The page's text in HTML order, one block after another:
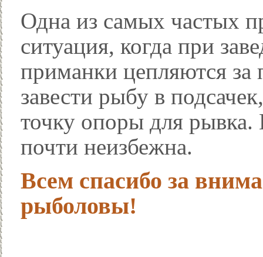
Одна из самых частых
ситуация, когда при
приманки цепляются
завести рыбу в
точку опоры для рывка.
почти неизбежна.
Всем спасибо за
рыболовы!